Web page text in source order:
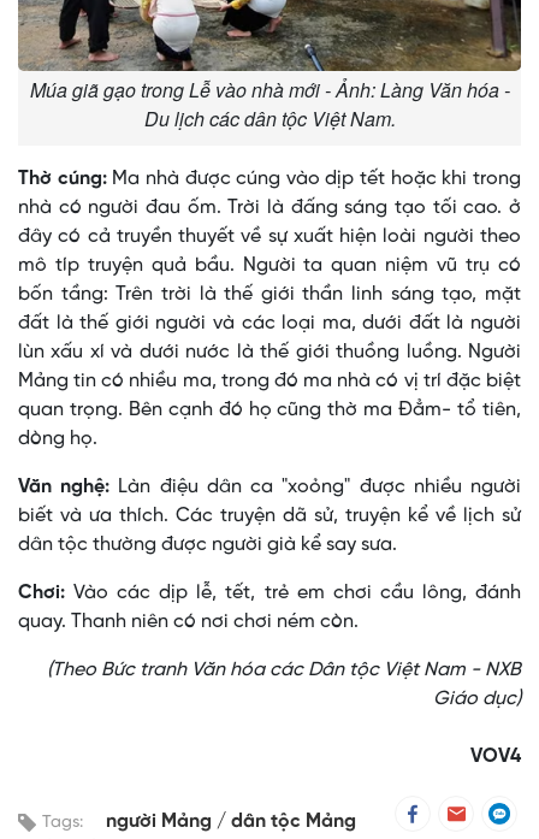
Múa giã gạo trong Lễ vào nhà mới - Ảnh: Làng Văn hóa -
Du lịch các dân tộc Việt Nam.
Thờ cúng: Ma nhà được cúng vào dịp tết hoặc khi trong
nhà có người đau ốm. Trời là đấng sáng tạo tối cao. ở
đây có cả truyền thuyết về sự xuất hiện loài người theo
mô típ truyện quả bầu. Người ta quan niệm vũ trụ có
bốn tầng: Trên trời là thế giới thần linh sáng tạo, mặt
đất là thế giới người và các loại ma, dưới đất là người
lùn xấu xí và dưới nước là thế giới thuồng luồng. Người
Mảng tin có nhiều ma, trong đó ma nhà có vị trí đặc biệt
quan trọng. Bên cạnh đó họ cũng thờ ma Ðẳm- tổ tiên,
dòng họ.
Văn nghệ: Làn điệu dân ca "xoỏng" được nhiều người
biết và ưa thích. Các truyện dã sử, truyện kể về lịch sử
dân tộc thường được người già kể say sưa.
Chơi: Vào các dịp lễ, tết, trẻ em chơi cầu lông, đánh
quay. Thanh niên có nơi chơi ném còn.
(Theo Bức tranh Văn hóa các Dân tộc Việt Nam - NXB
Giáo dục)
VOV4
Tags: người Mảng
dân tộc Mảng